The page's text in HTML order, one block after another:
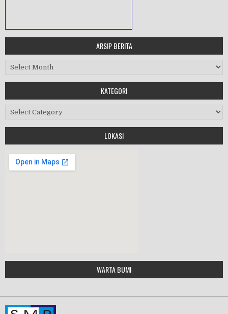
Workshop Perangkat 2019
HALAL BIHALAL
ARSIP BERITA
Arsip Berita
KATEGORI
Kategori
LOKASI
Google Maps Generator by
embedgooglemap.net
WARTA BUMI